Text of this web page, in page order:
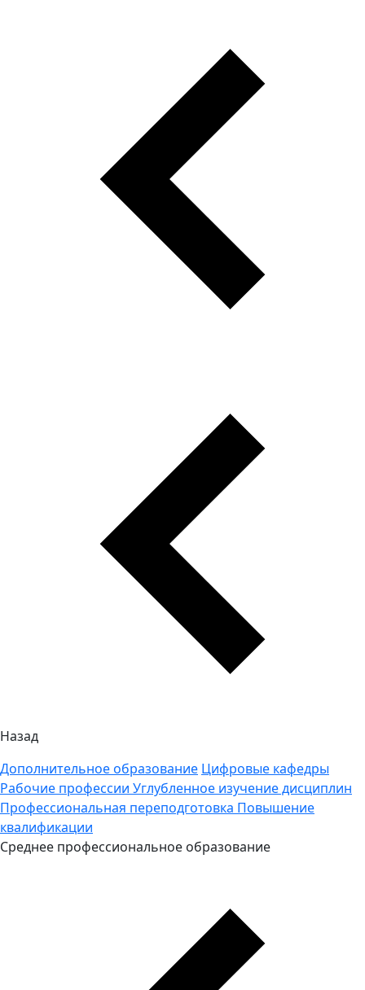
Назад
Дополнительное образование Цифровые кафедры
Рабочие профессии Углубленное изучение дисциплин
Профессиональная переподготовка Повышение
квалификации
Среднее профессиональное образование